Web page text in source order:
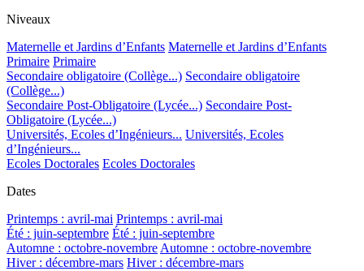
Niveaux
Maternelle et Jardins d’Enfants Maternelle et Jardins d’Enfants
Primaire Primaire
Secondaire obligatoire (Collège...) Secondaire obligatoire
(Collège...)
Secondaire Post-Obligatoire (Lycée...) Secondaire Post-
Obligatoire (Lycée...)
Universités, Ecoles d’Ingénieurs... Universités, Ecoles
d’Ingénieurs...
Ecoles Doctorales Ecoles Doctorales
Dates
Printemps : avril-mai Printemps : avril-mai
Été : juin-septembre Été : juin-septembre
Automne : octobre-novembreAutomne : octobre-novembre
Hiver : décembre-mars Hiver : décembre-mars